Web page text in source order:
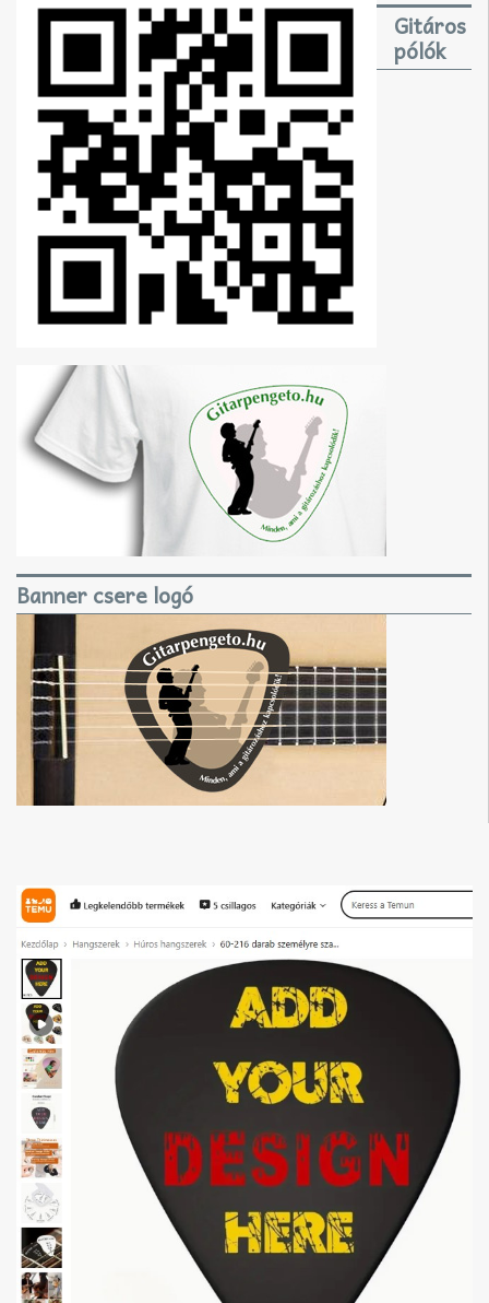
Gitáros
pólók
Banner csere logó